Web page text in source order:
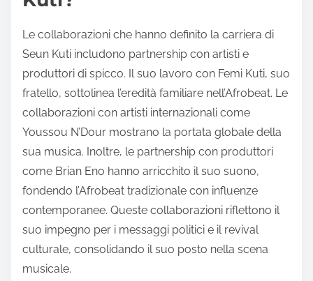
Le collaborazioni che hanno definito la carriera di
Seun Kuti includono partnership con artisti e
produttori di spicco. Il suo lavoro con Femi Kuti, suo
fratello, sottolinea l’eredità familiare nell’Afrobeat. Le
collaborazioni con artisti internazionali come
Youssou N’Dour mostrano la portata globale della
sua musica. Inoltre, le partnership con produttori
come Brian Eno hanno arricchito il suo suono,
fondendo l’Afrobeat tradizionale con influenze
contemporanee. Queste collaborazioni riflettono il
suo impegno per i messaggi politici e il revival
culturale, consolidando il suo posto nella scena
musicale.